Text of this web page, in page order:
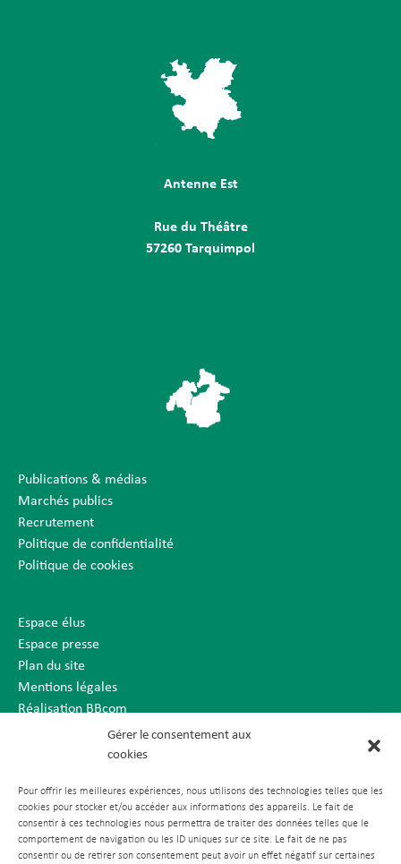
Gérer le consentement aux
cookies
Pour offrir les meilleures expériences, nous utilisons des technologies telles que les
cookies pour stocker et/ou accéder aux informations des appareils. Le fait de
consentir à ces technologies nous permettra de traiter des données telles que le
comportement de navigation ou les ID uniques sur ce site. Le fait de ne pas
consentir ou de retirer son consentement peut avoir un effet négatif sur certaines
Antenne Est
Rue du Théâtre
57260 Tarquimpol
Publications & médias
Marchés publics
Recrutement
Politique de confidentialité
Politique de cookies
Espace élus
Espace presse
Plan du site
Mentions légales
Réalisation BBcom